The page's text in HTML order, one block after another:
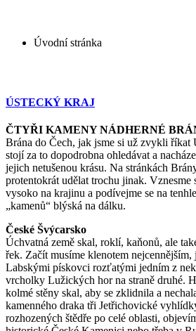
Úvodní stránka
ÚSTECKÝ KRAJ
ČTYŘI KAMENY NÁDHERNÉ
Brána do Čech, jak jsme si už zvykli
stojí za to dopodrobna ohledávat a
jejich netušenou krásu. Na stránkách
protentokrát udělat trochu jinak. Vznesme
vysoko na krajinu a podívejme se na
„kamenů“ blýská na dálku.
České Švýcarsko
Úchvatná země skal, roklí, kaňonů, ale
řek. Začít musíme klenotem
Labskými pískovci rozťatými jedním z
vrcholky Lužických hor na straně druhé.
kolmé stěny skal, aby se zklidnila a
kamenného draka tři Jetřichovické
rozhozených štědře po celé oblasti,